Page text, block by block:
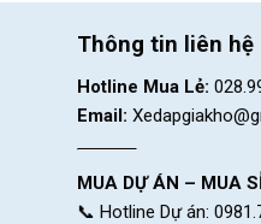
Thông tin liên hệ
Hotline Mua Lẻ:
Email:
MUA DỰ ÁN – MUA
📞 Hotline Dự án: